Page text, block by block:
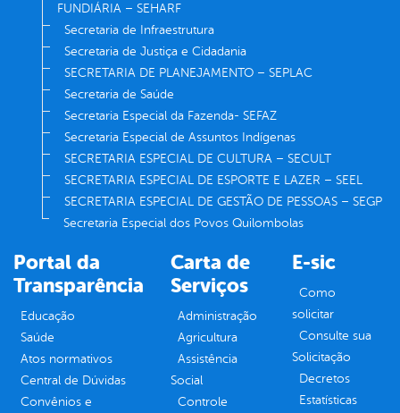
FUNDIÁRIA – SEHARF
Secretaria de Infraestrutura
Secretaria de Justiça e Cidadania
SECRETARIA DE PLANEJAMENTO – SEPLAC
Secretaria de Saúde
Secretaria Especial da Fazenda- SEFAZ
Secretaria Especial de Assuntos Indígenas
SECRETARIA ESPECIAL DE CULTURA – SECULT
SECRETARIA ESPECIAL DE ESPORTE E LAZER – SEEL
SECRETARIA ESPECIAL DE GESTÃO DE PESSOAS – SEGP
Secretaria Especial dos Povos Quilombolas
Portal da
Transparência
Educação
Saúde
Atos normativos
Central de Dúvidas
Convênios e
Carta de
Serviços
Administração
Agricultura
Assistência
Social
Controle
E-sic
Como
solicitar
Consulte sua
Solicitação
Decretos
Estatísticas